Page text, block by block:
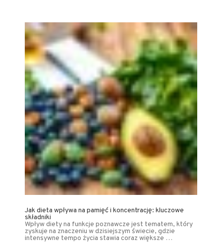
Jak dieta wpływa na pamięć i koncentrację: kluczowe
składniki
Wpływ diety na funkcje poznawcze jest tematem, który
zyskuje na znaczeniu w dzisiejszym świecie, gdzie
intensywne tempo życia stawia coraz większe …